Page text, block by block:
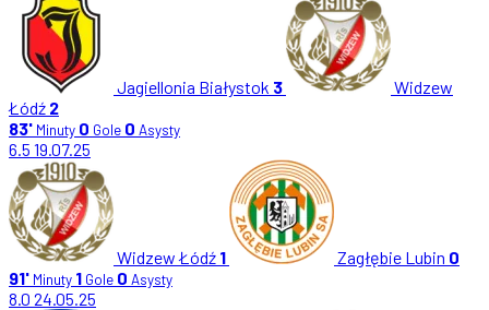
Jagiellonia Białystok 3
Widzew
Łódź 2
83' Minuty 0 Gole 0 Asysty
6.5 19.07.25
Widzew Łódź 1 Zagłębie Lubin 0
91' Minuty 1 Gole 0 Asysty
8.0 24.05.25